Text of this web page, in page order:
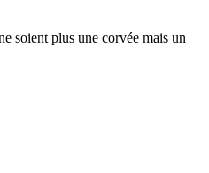
soient plus une corvée mais un